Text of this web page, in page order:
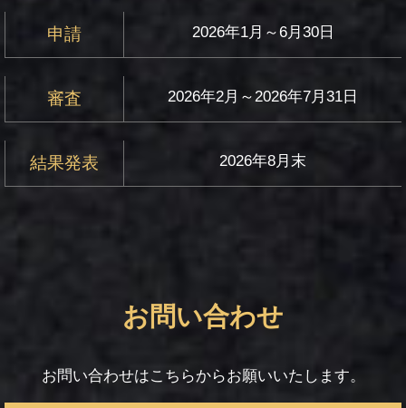
申請 2026年1月～6月30日
審査 2026年2月～2026年7月31日
結果発表 2026年8月末
お問い合わせ
お問い合わせはこちらからお願いいたします。